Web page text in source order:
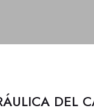
DEL